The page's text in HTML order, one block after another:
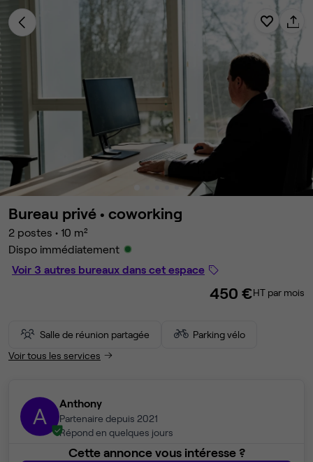
Bureau privé • coworking
2 postes • 10 m²
Dispo immédiatement
Voir 3 autres bureaux dans cet espace
450 €HT par mois
Salle de réunion partagée
Parking vélo
Voir tous les services
A Anthony
Partenaire depuis 2021
Répond en quelques jours
Cette annonce vous intéresse ?